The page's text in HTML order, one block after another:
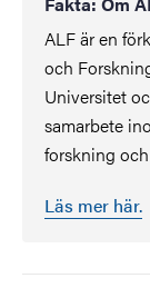
ALF är en
och
Universitet
samarbete
forskning
Läs mer här.